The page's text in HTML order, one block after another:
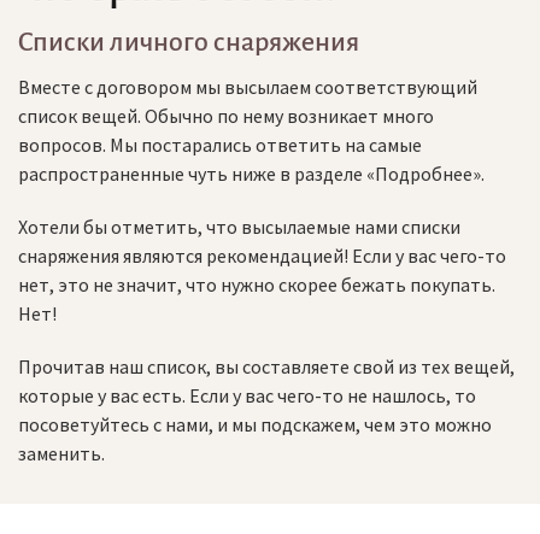
Cписки личного снаряжения
Вместе с договором мы высылаем соответствующий
список вещей. Обычно по нему возникает много
вопросов. Мы постарались ответить на самые
распространенные чуть ниже в разделе «Подробнее».
Хотели бы отметить, что высылаемые нами списки
снаряжения являются рекомендацией! Если у вас чего-то
нет, это не значит, что нужно скорее бежать покупать.
Нет!
Прочитав наш список, вы составляете свой из тех вещей,
которые у вас есть. Если у вас чего-то не нашлось, то
посоветуйтесь с нами, и мы подскажем, чем это можно
заменить.